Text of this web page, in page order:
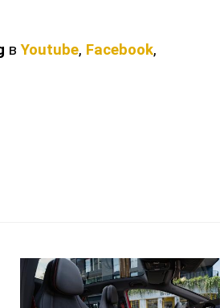
вYoutube, Facebook,